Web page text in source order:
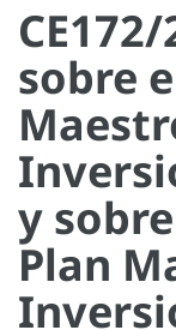
sobre
y
Plan